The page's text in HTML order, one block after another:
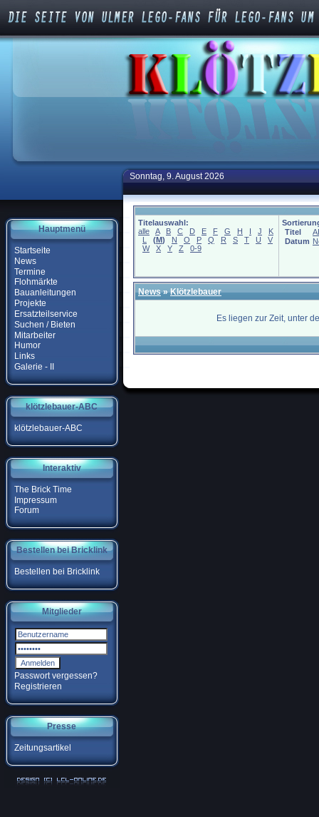
Hauptmenü
Startseite
News
Termine
Flohmärkte
Bauanleitungen
Projekte
Ersatzteilservice
Suchen / Bieten
Mitarbeiter
Humor
Links
Galerie - II
klötzlebauer-ABC
klötzlebauer-ABC
Interaktiv
The Brick Time
Impressum
Forum
Bestellen bei Bricklink
Bestellen bei Bricklink
Mitglieder
Passwort vergessen?
Registrieren
Presse
Zeitungsartikel
Sonntag, 9. August 2026
Titelauswahl:
alle
A B C D E F G H I J
K
L
(M) N O P Q R S T U
V
W
X Y Z 0-9
Titel
Datum
News»Klötzlebauer
Es liegen zur Zeit, unter